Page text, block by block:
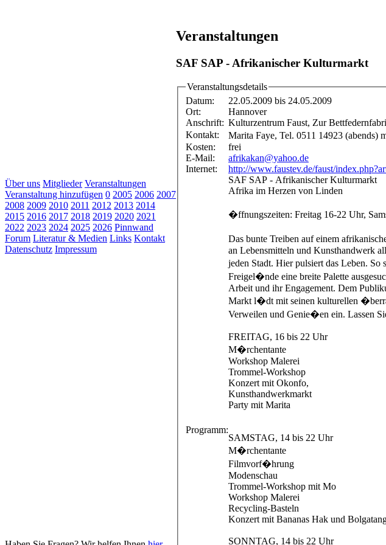
Über uns Mitglieder Veranstaltungen
Veranstaltung hinzufügen 0 2005 2006 2007
2008 2009 2010 2011 2012 2013 2014
2015 2016 2017 2018 2019 2020 2021
2022 2023 2024 2025 2026 Pinnwand
Forum Literatur & Medien Links Kontakt
Datenschutz Impressum
Veranstaltungen
SAF SAP - Afrikanischer Kulturmarkt
Veranstaltungsdetails
Datum:
22.05.2009 bis 24.05.2009
Ort:
Hannover
Anschrift: Kulturzentrum Faust, Zur
Kontakt:
Marita Faye,
Kosten:
frei
E-Mail:
afrikakan@yahoo.de
Internet:
http://www.faustev.de/faust/
Programm:
SAF SAP - Afrikanischer Kulturmarkt
Afrika im Herzen von Linden
�ffnungszeiten: Freitag 16-22 Uhr,
Das bunte Treiben auf einem
an Lebensmitteln und Kunsthandwerk
jeden Stadt. Hier pulsiert das Leben.
Freigel�nde eine breite Palette
Arbeit und ihr Engagement. Dem
Markt l�dt mit seinen kulturellen
Verweilen und Genie�en ein. Lassen
FREITAG, 16 bis 22 Uhr
M�rchentante
Workshop Malerei
Trommel-Workshop
Konzert mit Okonfo,
Kunsthandwerkmarkt
Party mit Marita
SAMSTAG, 14 bis 22 Uhr
M�rchentante
Filmvorf�hrung
Modenschau
Trommel-Workshop mit Mo
Workshop Malerei
Recycling-Basteln
Konzert mit Bananas Hak und
SONNTAG, 14 bis 22 Uhr